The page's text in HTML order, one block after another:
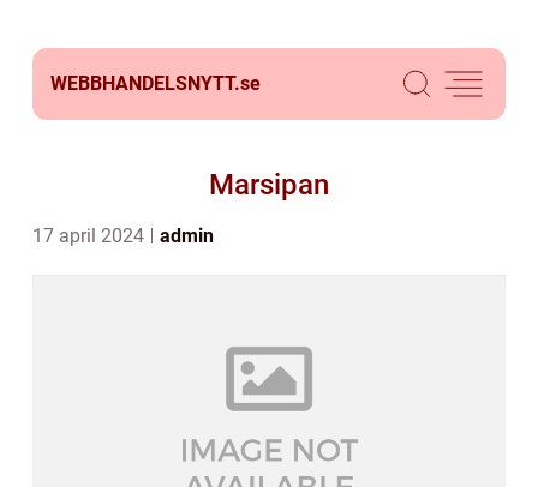
WEBBHANDELSNYTT.se
Marsipan
17 april 2024 admin